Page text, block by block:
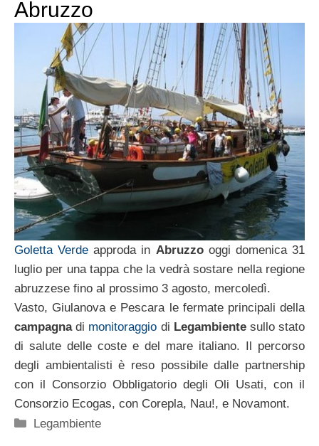
Abruzzo
Goletta Verde approda in Abruzzooggi domenica 31
luglio per una tappa che la vedrà sostare nella regione
abruzzese fino al prossimo 3 agosto, mercoledì.
Vasto, Giulanova e Pescara le fermate principali della
campagnadi monitoraggio di Legambientesullo stato
di salute delle coste e del mare italiano. Il percorso
degli ambientalisti è reso possibile dalle partnership
con il Consorzio Obbligatorio degli Oli Usati, con il
Consorzio Ecogas, con Corepla, Nau!, e Novamont.
Categorie
Legambiente